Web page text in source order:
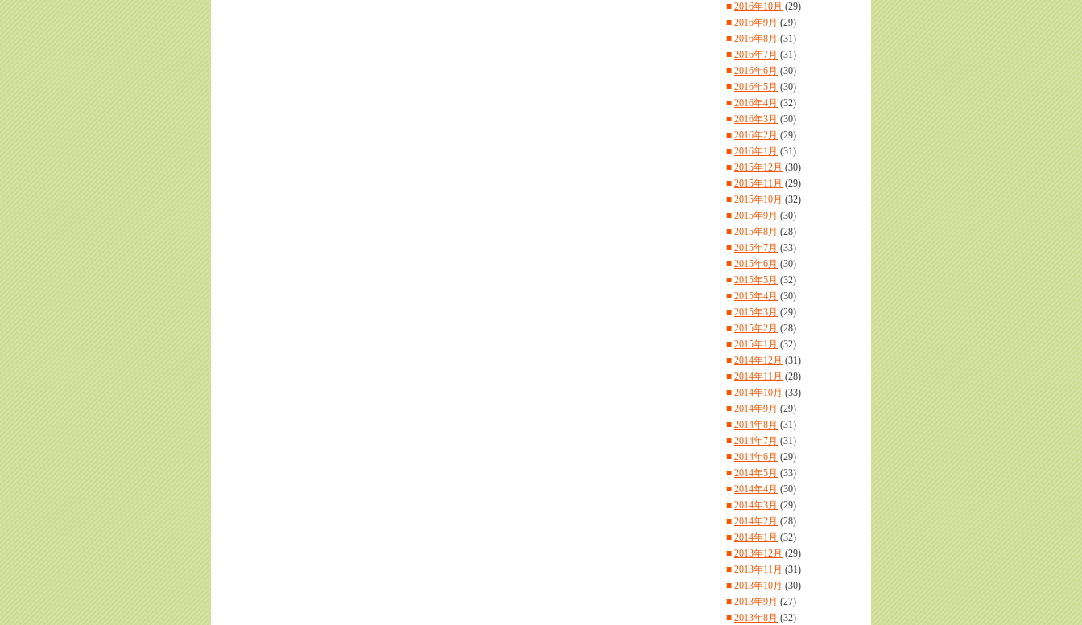
■ 2016年10月 (29)
■ 2016年9月 (29)
■ 2016年8月 (31)
■ 2016年7月 (31)
■ 2016年6月 (30)
■ 2016年5月 (30)
■ 2016年4月 (32)
■ 2016年3月 (30)
■ 2016年2月 (29)
■ 2016年1月 (31)
■ 2015年12月 (30)
■ 2015年11月 (29)
■ 2015年10月 (32)
■ 2015年9月 (30)
■ 2015年8月 (28)
■ 2015年7月 (33)
■ 2015年6月 (30)
■ 2015年5月 (32)
■ 2015年4月 (30)
■ 2015年3月 (29)
■ 2015年2月 (28)
■ 2015年1月 (32)
■ 2014年12月 (31)
■ 2014年11月 (28)
■ 2014年10月 (33)
■ 2014年9月 (29)
■ 2014年8月 (31)
■ 2014年7月 (31)
■ 2014年6月 (29)
■ 2014年5月 (33)
■ 2014年4月 (30)
■ 2014年3月 (29)
■ 2014年2月 (28)
■ 2014年1月 (32)
■ 2013年12月 (29)
■ 2013年11月 (31)
■ 2013年10月 (30)
■ 2013年9月 (27)
■ 2013年8月 (32)